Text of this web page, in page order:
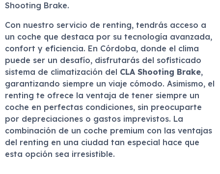
Shooting Brake.
Con nuestro servicio de renting, tendrás acceso a
un coche que destaca por su tecnología avanzada,
confort y eficiencia. En Córdoba, donde el clima
puede ser un desafío, disfrutarás del sofisticado
sistema de climatización del CLA Shooting Brake,
garantizando siempre un viaje cómodo. Asimismo, el
renting te ofrece la ventaja de tener siempre un
coche en perfectas condiciones, sin preocuparte
por depreciaciones o gastos imprevistos. La
combinación de un coche premium con las ventajas
del renting en una ciudad tan especial hace que
esta opción sea irresistible.